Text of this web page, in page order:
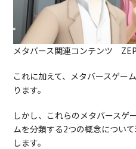
メタバース関連コンテンツ
これに加えて、メタバースゲー
ります。
しかし、これらのメタバースゲ
ムを分類する2つの概念につい
します。